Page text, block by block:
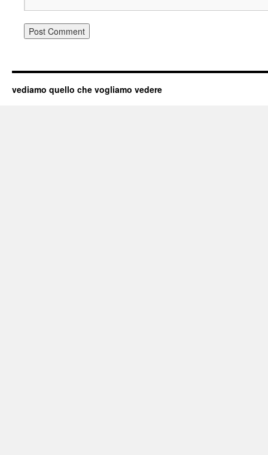
vediamo quello che vogliamo vedere